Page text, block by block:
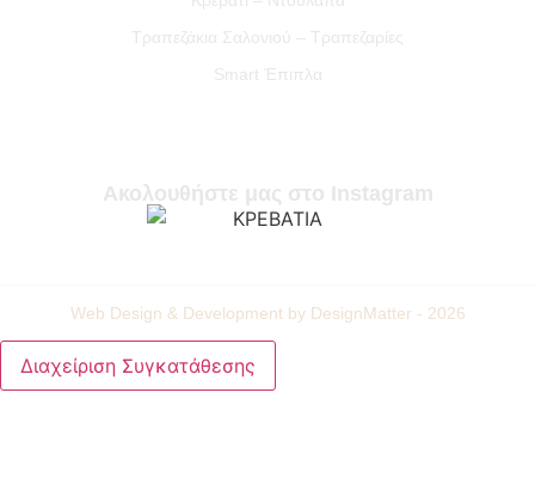
Τραπεζάκια Σαλονιού – Τραπεζαρίες
Smart Έπιπλα
Ακολουθήστε μας στο Instagram
Web Design & Development by DesignMatter - 2026
Διαχείριση Συγκατάθεσης